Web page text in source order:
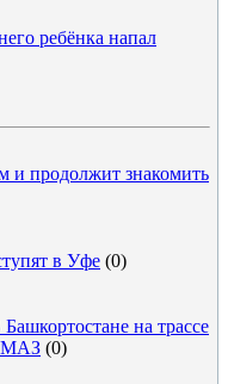
ребёнка напал
и продолжит знакомить
в Уфе (0)
на трассе
МАЗ (0)